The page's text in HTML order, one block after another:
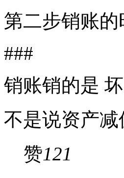
第二步销账
###
销账销的是
不是说资产减
赞121